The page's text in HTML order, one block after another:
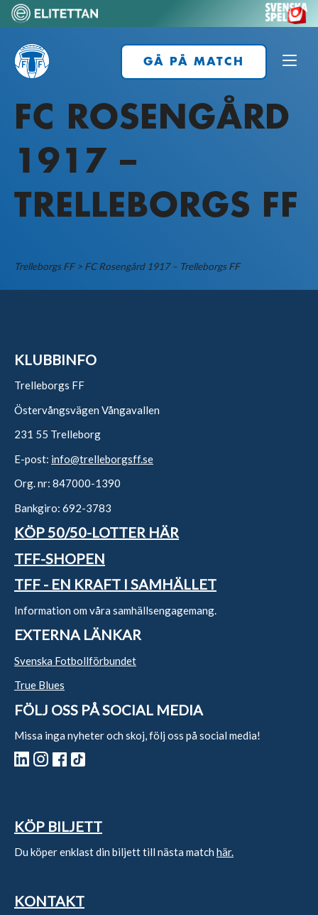
content
Home
GÅ PÅ MATCH
FC ROSENGÅRD
1917 –
TRELLEBORGS FF
Trelleborgs FF> FC Rosengård 1917 – Trelleborgs FF
KLUBBINFO
Trelleborgs FF
Östervångsvägen Vångavallen
231 55 Trelleborg
E-post: info@trelleborgsff.se
Org. nr: 847000-1390
Bankgiro: 692-3783
KÖP 50/50-LOTTER HÄR
TFF-SHOPEN
TFF - EN KRAFT I SAMHÄLLET
Information om våra samhällsengagemang.
EXTERNA LÄNKAR
Svenska Fotbollförbundet
True Blues
FÖLJ OSS PÅ SOCIAL MEDIA
Missa inga nyheter och skoj, följ oss på social media!
KÖP BILJETT
Du köper enklast din biljett till nästa match här.
KONTAKT